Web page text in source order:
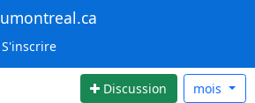
Discussion mois